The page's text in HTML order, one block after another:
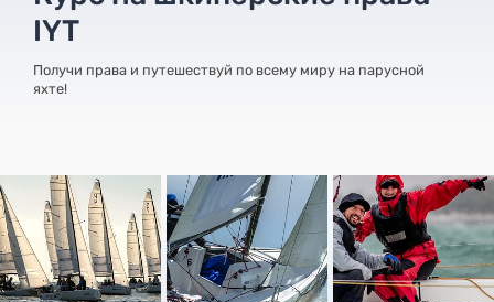
IYT
Получи права и путешествуй по всему миру на парусной
яхте!